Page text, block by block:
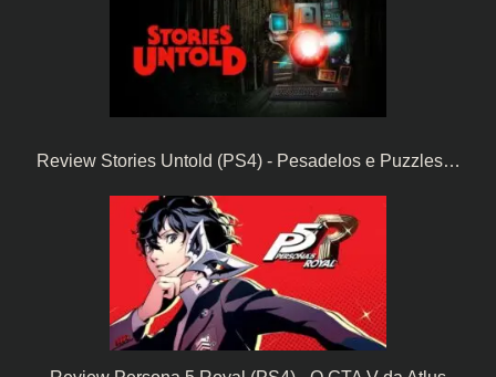
Review Stories Untold (PS4) - Pesadelos e Puzzles…